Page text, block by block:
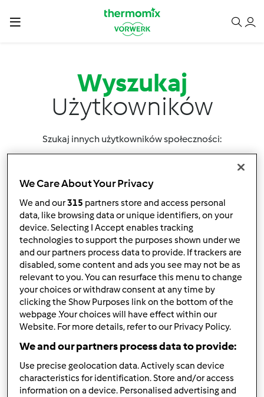
Wyszukaj
Użytkowników
Szukaj innych użytkowników społeczności:
Sortuj po:
Nazwa użytkownika
Znalezieni użytkownicy:27963
2793 2795 2796 2797
We Care About Your Privacy
We and our315 partners store and access personal
data, like browsing data or unique identifiers, on your
device. Selecting I Accept enables tracking
technologies to support the purposes shown under we
and our partners process data to provide. If trackers are
disabled, some content and ads you see may not be as
relevant to you. You can resurface this menu to change
your choices or withdraw consent at any time by
clicking the Show Purposes link on the bottom of the
webpage .Your choices will have effect within our
Website. For more details, refer to our Privacy Policy.
We and our partners process data to provide:
Use precise geolocation data. Actively scan device
characteristics for identification. Store and/or access
information on a device. Personalised advertising and